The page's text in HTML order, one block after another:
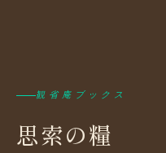
観省庵ブックス
思索の糧